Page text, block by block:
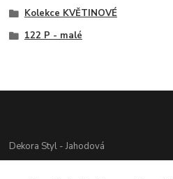
Kolekce KVĚTINOVÉ
122 P - malé
Dekora Styl - Jahodová